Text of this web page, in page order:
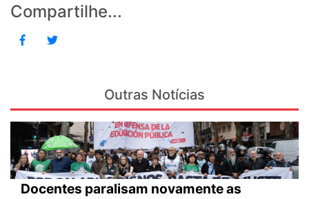
Compartilhe...
Outras Notícias
Docentes paralisam novamente as